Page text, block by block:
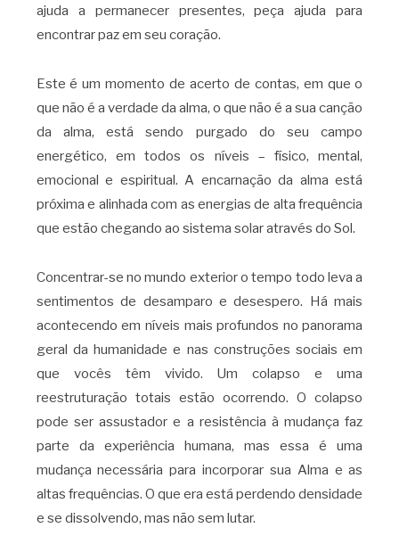
ajuda a permanecer presentes, peça ajuda para
encontrar paz em seu coração.
Este é um momento de acerto de contas, em que o
que não é a verdade da alma, o que não é a sua canção
da alma, está sendo purgado do seu campo
energético, em todos os níveis – físico, mental,
emocional e espiritual. A encarnação da alma está
próxima e alinhada com as energias de alta frequência
que estão chegando ao sistema solar através do Sol.
Concentrar-se no mundo exterior o tempo todo leva a
sentimentos de desamparo e desespero. Há mais
acontecendo em níveis mais profundos no panorama
geral da humanidade e nas construções sociais em
que vocês têm vivido. Um colapso e uma
reestruturação totais estão ocorrendo. O colapso
pode ser assustador e a resistência à mudança faz
parte da experiência humana, mas essa é uma
mudança necessária para incorporar sua Alma e as
altas frequências. O que era está perdendo densidade
e se dissolvendo, mas não sem lutar.